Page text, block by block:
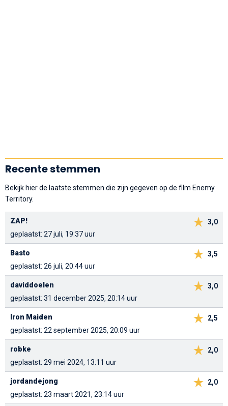
Recente stemmen
Bekijk hier de laatste stemmen die zijn gegeven op de film Enemy
Territory.
3,0
ZAP!
geplaatst: 27 juli, 19:37 uur
3,5
Basto
geplaatst: 26 juli, 20:44 uur
3,0
daviddoelen
geplaatst: 31 december 2025, 20:14 uur
2,5
Iron Maiden
geplaatst: 22 september 2025, 20:09 uur
2,0
robke
geplaatst: 29 mei 2024, 13:11 uur
2,0
jordandejong
geplaatst: 23 maart 2021, 23:14 uur